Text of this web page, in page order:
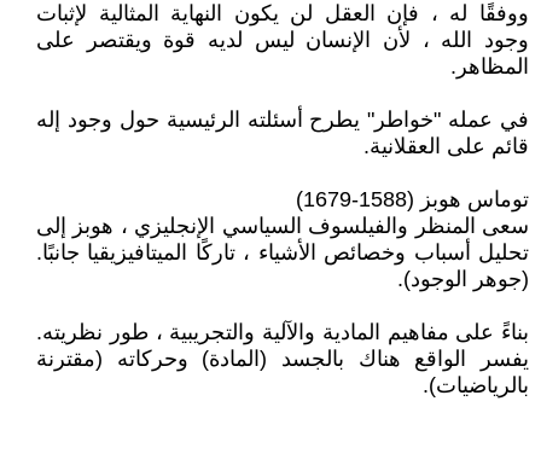
ووفقًا له ، فإن العقل لن يكون النهاية المثالية لإثبات
وجود الله ، لأن الإنسان ليس لديه قوة ويقتصر على
المظاهر.
في عمله "خواطر" يطرح أسئلته الرئيسية حول وجود إله
قائم على العقلانية.
توماس هوبز (1588-1679)
سعى المنظر والفيلسوف السياسي الإنجليزي ، هوبز إلى
تحليل أسباب وخصائص الأشياء ، تاركًا الميتافيزيقيا جانبًا.
(جوهر الوجود).
بناءً على مفاهيم المادية والآلية والتجريبية ، طور نظريته.
يفسر الواقع هناك بالجسد (المادة) وحركاته (مقترنة
بالرياضيات).